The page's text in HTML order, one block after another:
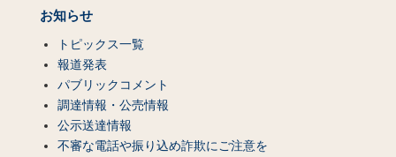
お知らせ
トピックス一覧
報道発表
パブリックコメント
調達情報・公売情報
公示送達情報
不審な電話や振り込め詐欺にご注意を